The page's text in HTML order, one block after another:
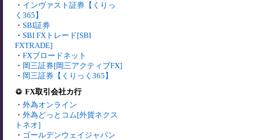
・ インヴァスト証券【くりっ
く365】
・ SBI証券
・ SBI FXトレード[SBI
FXTRADE]
・ FXブロードネット
・ 岡三証券[岡三アクティブFX]
・ 岡三証券【くりっく365】
FX取引会社カ行
・ 外為オンライン
・ 外為どっとコム[外貨ネクス
トネオ]
・ ゴールデンウェイジャパン